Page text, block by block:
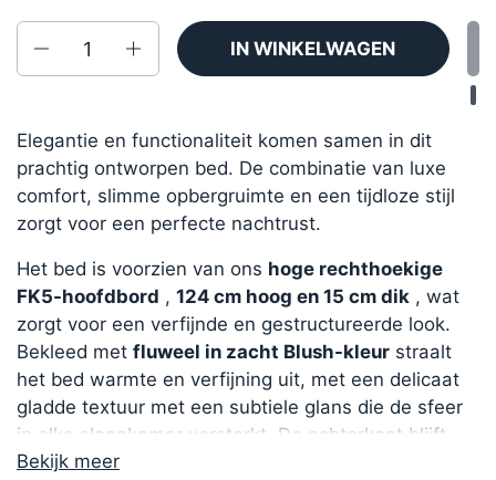
IN WINKELWAGEN
Bekijk meer
Elegantie en functionaliteit komen samen in dit
prachtig ontworpen bed. De combinatie van luxe
comfort, slimme opbergruimte en een tijdloze stijl
zorgt voor een perfecte nachtrust.
Het bed is voorzien van ons hoge rechthoekige
FK5-hoofdbord , 124 cm hoog en 15 cm dik , wat
zorgt voor een verfijnde en gestructureerde look.
Bekleed met fluweel in zacht Blush-kleur straalt
het bed warmte en verfijning uit, met een delicaat
gladde textuur met een subtiele glans die de sfeer
in elke slaapkamer versterkt. De achterkant blijft
onbedekt voor een strak en efficiënt ontwerp.